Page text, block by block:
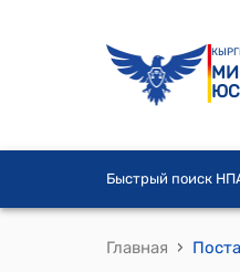
Быстрый поиск
Главная ›